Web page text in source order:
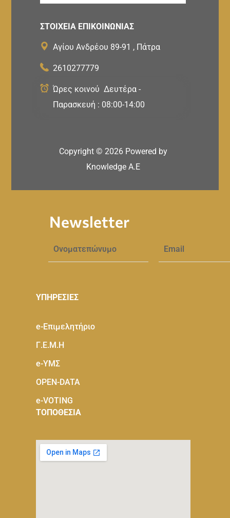
ΣΤΟΙΧΕΙΑ ΕΠΙΚΟΙΝΩΝΙΑΣ
Αγίου Ανδρέου 89-91 , Πάτρα
2610277779
Ώρες κοινού Δευτέρα -
Παρασκευή : 08:00-14:00
Copyright © 2026 Powered by
Knowledge A.E
Newsletter
ΥΠΗΡΕΣΙΕΣ
e-Eπιμελητήριο
Γ.Ε.Μ.Η
e-ΥΜΣ
OPEN-DATA
e-VOTING
ΤΟΠΟΘΕΣΙΑ